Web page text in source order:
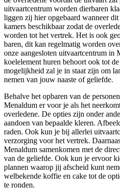
uitvaartcentrum worden dierbaren
liggen zij hier opgebaard wanneer
kamers beschikbaar zodat de
worden tot het vertrek. Het is ook
baren, dit kan regelmatig worden
onze aangesloten uitvaartcentrum in
koelelement huren behoort ook tot
mogelijkheid zal je in staat zijn om
nemen van jouw naaste of geliefde.
Behalve het opbaren van de
Menaldum er voor je als het
overledene. De opties zijn onder
aandoen van bepaalde kleren.
raden. Ook kun je bij allerlei
verzorging voor het vertrek.
Menaldum samenkomen met de
van de geliefde. Ook kun je ervoor
plannen waarop jij afscheid kunt
welbekende koffie en cake tot de
te ronden.